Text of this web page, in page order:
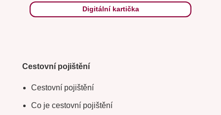
Digitální kartička
Cestovní pojištění
Cestovní pojištění
Co je cestovní pojištění